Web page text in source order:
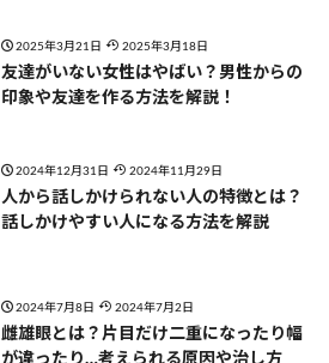
2025年3月21日 2025年3月18日
友達がいない女性はやばい？男性からの
印象や友達を作る方法を解説！
2024年12月31日 2024年11月29日
人から話しかけられない人の特徴とは？
話しかけやすい人になる方法を解説
2024年7月8日 2024年7月2日
雌雄眼とは？片目だけ二重になったり幅